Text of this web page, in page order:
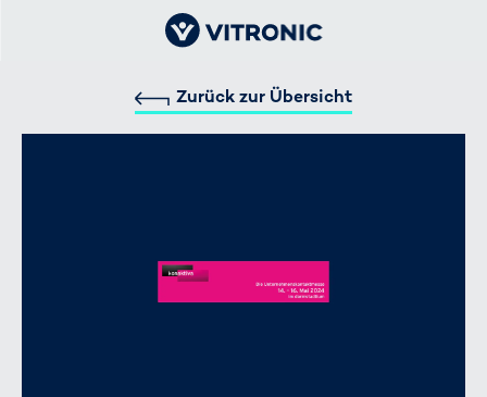
Zurück zur Übersicht